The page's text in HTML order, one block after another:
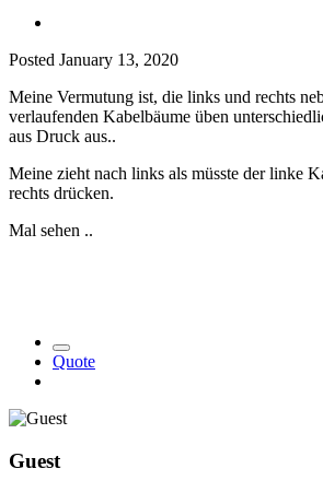
Posted January 13, 2020
Meine Vermutung ist, die links und rechts
verlaufenden Kabelbäume üben
aus Druck aus..
Meine zieht nach links als müsste der linke
rechts drücken.
Mal sehen ..
Quote
Guest